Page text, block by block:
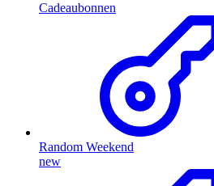
Cadeaubonnen
Random Weekend
new